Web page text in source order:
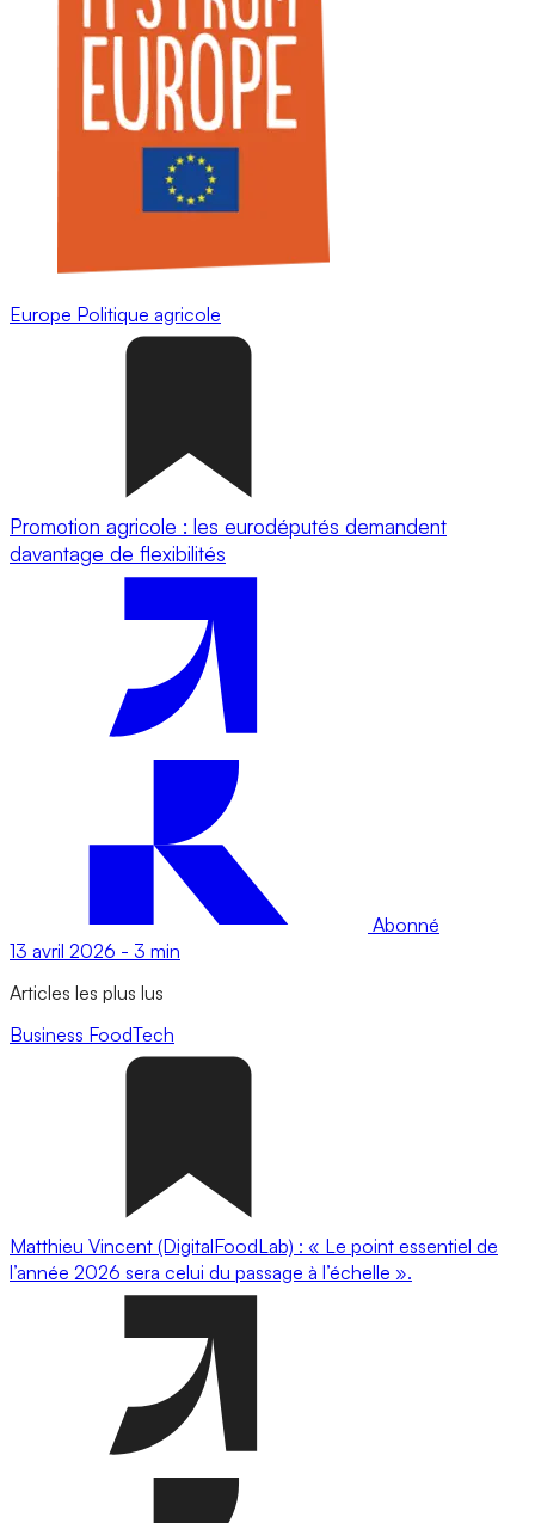
Europe Politique agricole
Promotion agricole : les eurodéputés demandent
davantage de flexibilités
Abonné
13 avril 2026 - 3 min
Articles les plus lus
Business FoodTech
Matthieu Vincent (DigitalFoodLab) : « Le point essentiel de
l’année 2026 sera celui du passage à l’échelle ».